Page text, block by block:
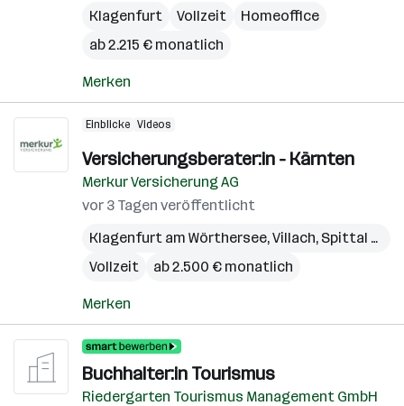
Klagenfurt
Vollzeit
Homeoffice
ab 2.215 € monatlich
Merken
Einblicke Videos
Versicherungsberater:in - Kärnten
Merkur Versicherung AG
vor 3 Tagen veröffentlicht
Klagenfurt am Wörthersee,Villach, Spittal a.d. Drau
Vollzeit
ab 2.500 € monatlich
Merken
Buchhalter:in Tourismus
Riedergarten Tourismus Management GmbH